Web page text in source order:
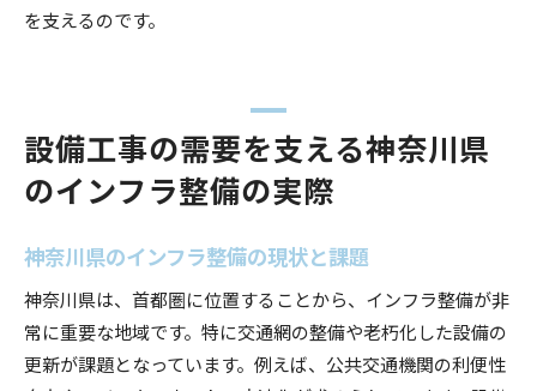
を支えるのです。
設備工事の需要を支える神奈川県
のインフラ整備の実際
神奈川県のインフラ整備の現状と課題
神奈川県は、首都圏に位置することから、インフラ整備が非
常に重要な地域です。特に交通網の整備や老朽化した設備の
更新が課題となっています。例えば、公共交通機関の利便性